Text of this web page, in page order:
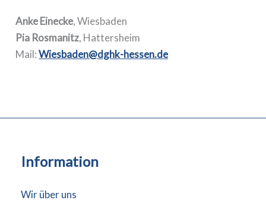
Anke Einecke, Wiesbaden
Pia Rosmanitz, Hattersheim
Mail:Wiesbaden@dghk-hessen.de
Information
Wir über uns